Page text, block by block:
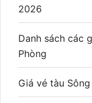
2026
Danh sách các
Phòng
Giá vé tàu